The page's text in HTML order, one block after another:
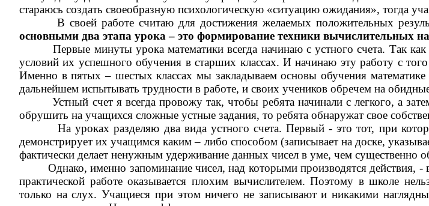
стараюсь создать своеобразную психологическую «ситуацию ожидания», тогда
В своей работе считаю для достижения желаемых положительных
основными два этапа урока – это формирование техники вычислительных
Первые минуты урока математики всегда начинаю с устного счета. Так
условий их успешного обучения в старших классах. И начинаю эту работу с
Именно в пятых – шестых классах мы закладываем основы обучения
дальнейшем испытывать трудности в работе, и своих учеников обречем на
Устный счет я всегда провожу так, чтобы ребята начинали с легкого, а
обрушить на учащихся сложные устные задания, то ребята обнаружат свое
На уроках разделяю два вида устного счета. Первый - это тот, при
демонстрирует их учащимся каким – либо способом (записывает на доске,
фактически делает ненужным удерживание данных чисел в уме, чем существенно
Однако, именно запоминание чисел, над которыми производятся действия, -
практической работе оказывается плохим вычислителем. Поэтому в школе
только на слух. Учащиеся при этом ничего не записывают и никакими